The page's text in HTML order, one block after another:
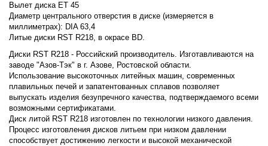
Вылет диска ET 45
Диаметр центрального отверстия в диске (измеряется в
миллиметрах): DIA 63,4
Литые диски RST R218, в окрасе BD.
Диски RST R218 - Российский производитель. Изготавливаются на
заводе "Азов-Тэк" в г. Азове, Ростовской области.
Использование высокоточных литейных машин, современных
плавильных печей и запатентованных сплавов позволяет
выпускать изделия безупречного качества, подтверждаемого всеми
возможными сертификатами.
Диск литой RST R218 изготовлен по технологии низкого давления.
Процесс изготовления дисков литьем при низком давлении
способствует достижению легкости и высокой механической